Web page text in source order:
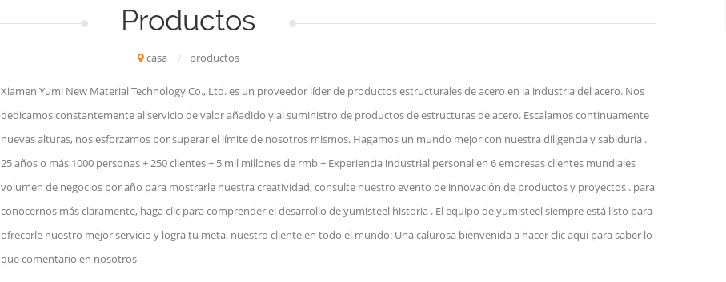
Productos
casa / productos
Xiamen Yumi New Material Technology Co., Ltd. es un proveedor líder de productos estructurales de acero en la industria del acero. Nos
dedicamos constantemente al servicio de valor añadido y al suministro de productos de estructuras de acero. Escalamos continuamente
nuevas alturas, nos esforzamos por superar el límite de nosotros mismos. Hagamos un mundo mejor con nuestra diligencia y sabiduría .
25 años o más 1000 personas + 250 clientes + 5 mil millones de rmb + Experiencia industrial personal en 6 empresas clientes mundiales
volumen de negocios por año para mostrarle nuestra creatividad, consulte nuestro evento de innovación de productos y proyectos . para
conocernos más claramente, haga clic para comprender el desarrollo de yumisteel historia . El equipo de yumisteel siempre está listo para
ofrecerle nuestro mejor servicio y logra tu meta. nuestro cliente en todo el mundo: Una calurosa bienvenida a hacer clic aquí para saber lo
que comentario en nosotros